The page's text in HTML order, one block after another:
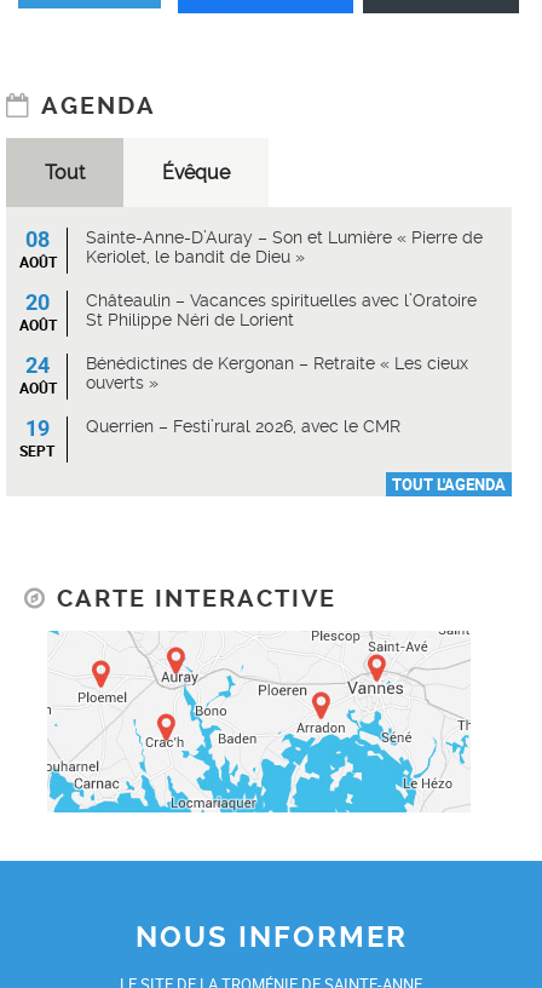
AGENDA
Tout Évêque
08
AOÛT
Sainte-Anne-D’Auray – Son et Lumière « Pierre de
Keriolet, le bandit de Dieu »
20
AOÛT
Châteaulin – Vacances spirituelles avec l’Oratoire
St Philippe Néri de Lorient
24
AOÛT
Bénédictines de Kergonan – Retraite « Les cieux
ouverts »
19
SEPT
Querrien – Festi’rural 2026, avec le CMR
TOUT L'AGENDA
CARTE INTERACTIVE
NOUS INFORMER